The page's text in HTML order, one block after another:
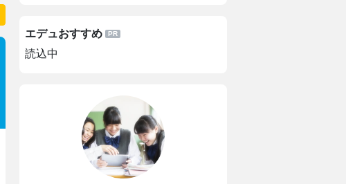
エデュおすすめ
読込中